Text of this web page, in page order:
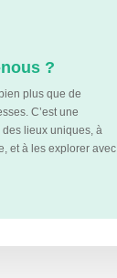
?
plus que de
C’est une
lieux uniques, à
et à les explorer avec